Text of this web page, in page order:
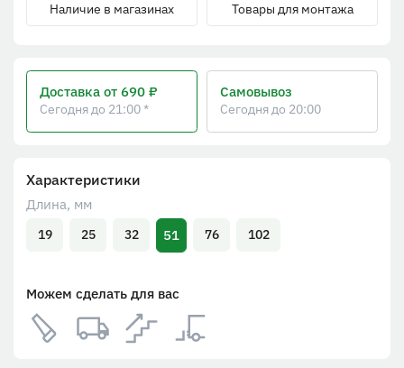
Характеристики
Длина, мм
19 25 32 51 76 102
Можем сделать для вас
Наличие в магазинах Товары для монтажа
Доставка от 690 ₽
Сегодня до 21:00 *
Самовывоз
Сегодня до 20:00